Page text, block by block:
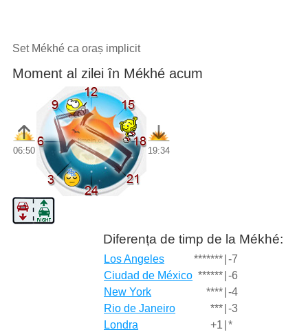
Set Mékhé ca oraș implicit
Moment al zilei în Mékhé acum
06:50 19:34
Diferența de timp de la Mékhé:
Los Angeles ******* -7
Ciudad de México ****** -6
New York
**** -4
Rio de Janeiro
*** -3
Londra
+1 *